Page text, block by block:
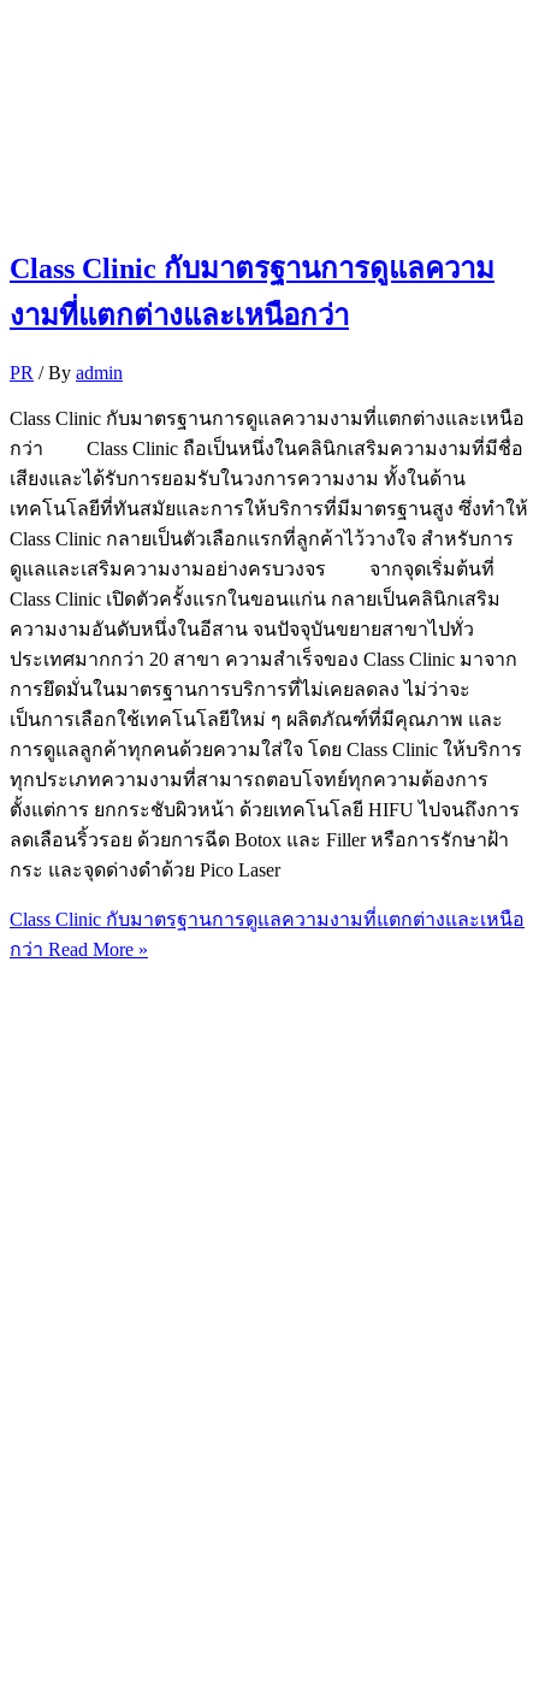
Class Clinic กับมาตรฐานการดูแลความ
งามที่แตกต่างและเหนือกว่า
PR / By admin
Class Clinic กับมาตรฐานการดูแลความงามที่แตกต่างและเหนือ
กว่า Class Clinic ถือเป็นหนึ่งในคลินิกเสริมความงามที่มีชื่อ
เสียงและได้รับการยอมรับในวงการความงาม ทั้งในด้าน
เทคโนโลยีที่ทันสมัยและการให้บริการที่มีมาตรฐานสูง ซึ่งทำให้
Class Clinic กลายเป็นตัวเลือกแรกที่ลูกค้าไว้วางใจ สำหรับการ
ดูแลและเสริมความงามอย่างครบวงจร จากจุดเริ่มต้นที่
Class Clinic เปิดตัวครั้งแรกในขอนแก่น กลายเป็นคลินิกเสริม
ความงามอันดับหนึ่งในอีสาน จนปัจจุบันขยายสาขาไปทั่ว
ประเทศมากกว่า 20 สาขา ความสำเร็จของ Class Clinic มาจาก
การยึดมั่นในมาตรฐานการบริการที่ไม่เคยลดลง ไม่ว่าจะ
เป็นการเลือกใช้เทคโนโลยีใหม่ ๆ ผลิตภัณฑ์ที่มีคุณภาพ และ
การดูแลลูกค้าทุกคนด้วยความใส่ใจ โดย Class Clinic ให้บริการ
ทุกประเภทความงามที่สามารถตอบโจทย์ทุกความต้องการ
ตั้งแต่การ ยกกระชับผิวหน้า ด้วยเทคโนโลยี HIFU ไปจนถึงการ
ลดเลือนริ้วรอย ด้วยการฉีด Botox และ Filler หรือการรักษาฝ้า
กระ และจุดด่างดำด้วย Pico Laser
Class Clinic กับมาตรฐานการดูแลความงามที่แตกต่างและเหนือ
กว่า Read More »